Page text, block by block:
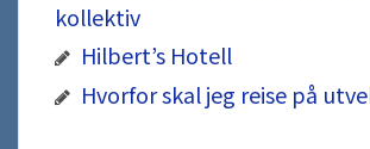
kollektiv
Hilbert’s Hotell
Hvorfor skal jeg reise på